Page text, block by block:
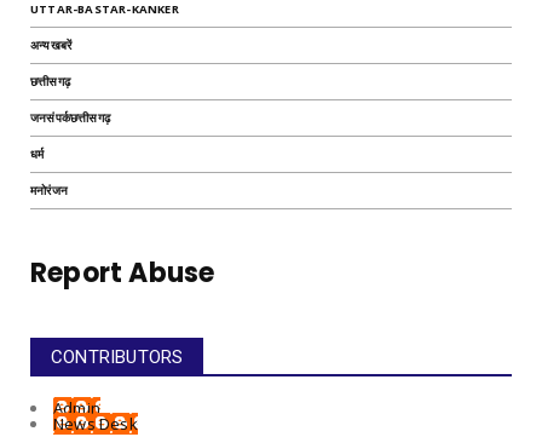
UTTAR-BASTAR-KANKER
अन्यखबरें
छत्तीसगढ़
जनसंपर्कछत्तीसगढ़
धर्म
मनोरंजन
Report Abuse
CONTRIBUTORS
Admin
News Desk